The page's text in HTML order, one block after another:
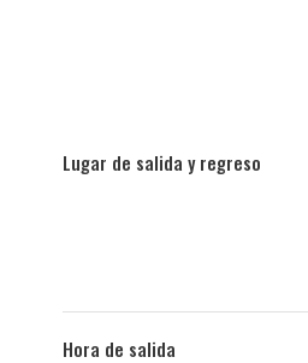
Lugar de salida y regreso
Hora de salida